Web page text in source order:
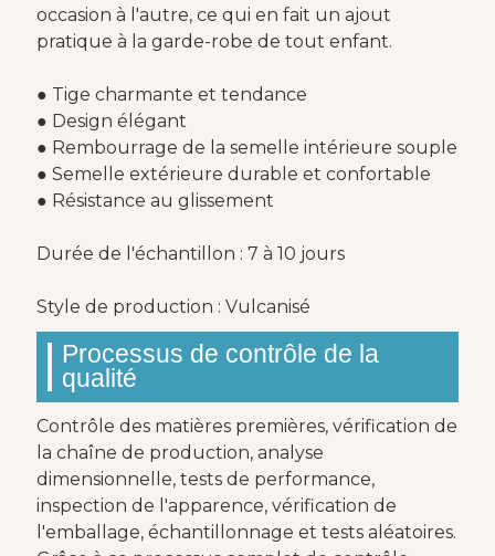
occasion à l'autre, ce qui en fait un ajout
pratique à la garde-robe de tout enfant.
● Tige charmante et tendance
● Design élégant
● Rembourrage de la semelle intérieure souple
● Semelle extérieure durable et confortable
● Résistance au glissement
Durée de l'échantillon : 7 à 10 jours
Style de production : Vulcanisé
Processus de contrôle de la
qualité
Contrôle des matières premières, vérification de
la chaîne de production, analyse
dimensionnelle, tests de performance,
inspection de l'apparence, vérification de
l'emballage, échantillonnage et tests aléatoires.